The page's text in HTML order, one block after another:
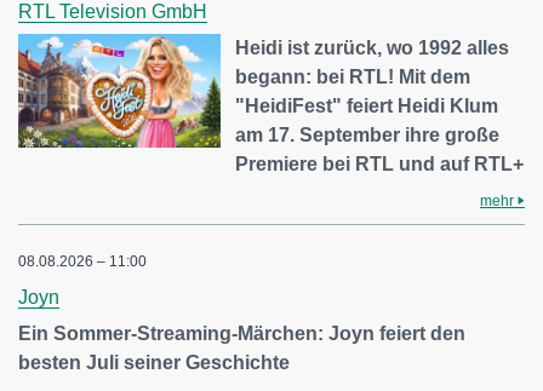
RTL Television GmbH
Heidi ist zurück, wo 1992 alles
begann: bei RTL! Mit dem
"HeidiFest" feiert Heidi Klum
am 17. September ihre große
Premiere bei RTL und auf RTL+
mehr
08.08.2026 – 11:00
Joyn
Ein Sommer-Streaming-Märchen: Joyn feiert den
besten Juli seiner Geschichte